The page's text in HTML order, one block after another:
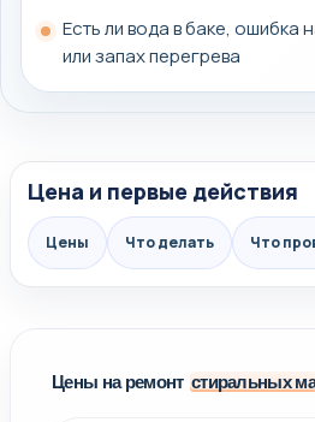
Есть ли вода в баке, ошибка
или запах перегрева
Цена и первые действия
Цены Что делать Что
Цены на ремонт стиральных